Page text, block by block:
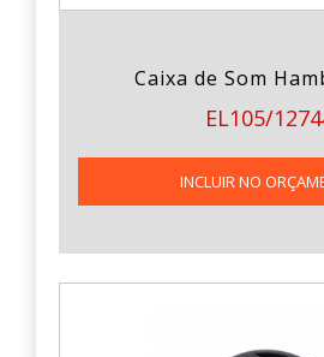
Caixa de Som
EL105/
INCLUIR NO